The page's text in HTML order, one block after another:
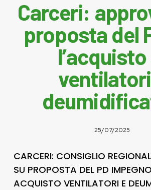
Carceri:
proposta del
25/07/2025
CARCERI: CONSIGLIO
SU PROPOSTA DEL PD
ACQUISTO VENTILATORI E